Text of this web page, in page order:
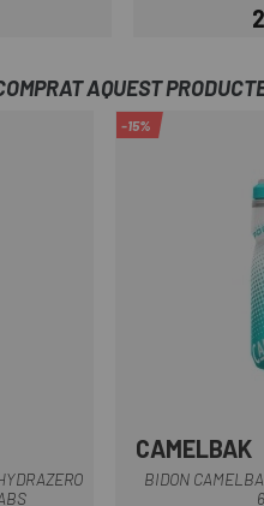
AQUEST
Blau Clar
Blau
-15%
CAMELBAK
BIDON